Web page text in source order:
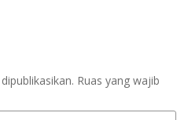
Ruas yang wajib